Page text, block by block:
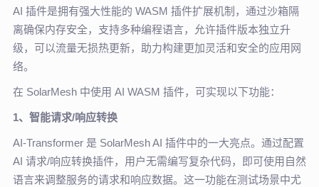
AI 插件是拥有强大性能的 WASM 插件扩展机制，通过沙箱隔
离确保内存安全，支持多种编程语言，允许插件版本独立升
级，可以流量无损热更新，助力构建更加灵活和安全的应用网
络。
在 SolarMesh 中使用 AI WASM 插件，可实现以下功能：
1、智能请求/响应转换
AI-Transformer 是 SolarMesh AI 插件中的一大亮点。通过配置
AI 请求/响应转换插件，用户无需编写复杂代码，即可使用自然
语言来调整服务的请求和响应数据。这一功能在测试场景中尤